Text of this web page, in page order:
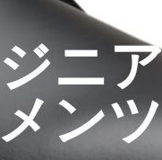
ニ
ン